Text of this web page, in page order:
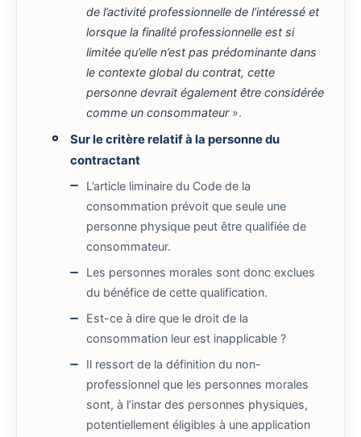
de l’activité professionnelle de l’intéressé et
lorsque la finalité professionnelle est si
limitée qu’elle n’est pas prédominante dans
le contexte global du contrat, cette
personne devrait également être considérée
comme un consommateur».
Sur le critère relatif à la personne du
contractant
L’article liminaire du Code de la
consommation prévoit que seule une
personne physique peut être qualifiée de
consommateur.
Les personnes morales sont donc exclues
du bénéfice de cette qualification.
Est-ce à dire que le droit de la
consommation leur est inapplicable ?
Il ressort de la définition du non-
professionnel que les personnes morales
sont, à l’instar des personnes physiques,
potentiellement éligibles à une application